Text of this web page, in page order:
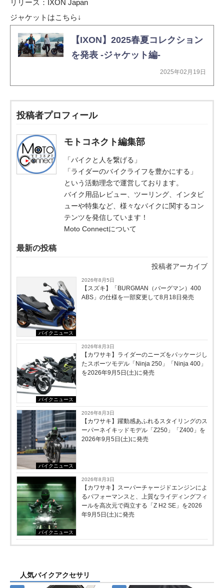
リリース：
IXON Japan
ジャケットはこちら↓
【IXON】2025春夏コレクション
を発表 -ジャケット編-
2025年02月19日
投稿者プロフィール
モトコネクト編集部
「バイクと人を繋げる」
「ライダーのバイクライフを豊かにする」
という活動理念で運営しております。
バイク用品レビュー、ツーリング、インタビ
ューや特集など、様々なバイクに関するコン
テンツを発信しています！
Moto Connectについて
最新の投稿
投稿者アーカイブ
バイクニュース
2026年8月5日
【スズキ】「BURGMAN（バーグマン）400
ABS」の仕様を一部変更して8月18日発売
バイクニュース
2026年8月3日
【カワサキ】ライダーのニーズをパッケージし
たスポーツモデル「Ninja 250」「Ninja 400」
を2026年9月5日(土)に発売
バイクニュース
2026年8月3日
【カワサキ】躍動感あふれるスタイリングのス
ーパーネイキッドモデル「Z250」「Z400」を
2026年9月5日(土)に発売
バイクニュース
2026年8月3日
【カワサキ】スーパーチャージドエンジンによ
るパフォーマンスと、上質なライディングフィ
ールを高次元で両立する「Z H2 SE」を2026
年9月5日(土)に発売
人気バイクアクセサリ